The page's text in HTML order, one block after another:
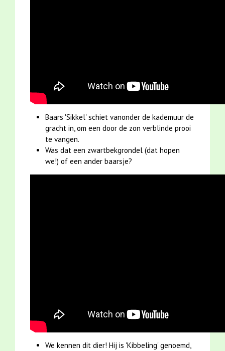
Baars 'Sikkel' schiet vanonder de kademuur de
gracht in, om een door de zon verblinde prooi
te vangen.
Was dat een zwartbekgrondel (dat hopen
we!) of een ander baarsje?
We kennen dit dier! Hij is 'Kibbeling' genoemd,